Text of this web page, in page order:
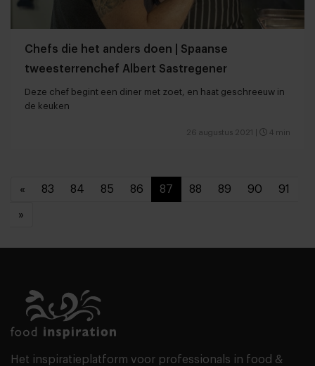
Chefs die het anders doen | Spaanse
tweesterrenchef Albert Sastregener
Deze chef begint een diner met zoet, en haat geschreeuw in
de keuken
26 augustus 2021 4 min
« 83 84 85 86 87 88 89 90 91
»
Het inspiratieplatform voor professionals in food &